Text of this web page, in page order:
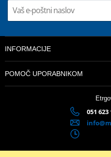
INFORMACIJE
POMOČ UPORABNIKOM
051 623